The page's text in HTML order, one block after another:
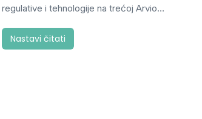
regulative i tehnologije na trećoj Arvio…
Nastavi čitati